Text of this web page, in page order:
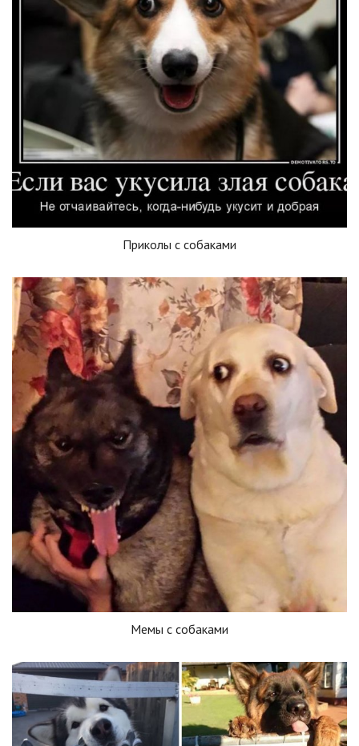
Приколы с собаками
Мемы с собаками